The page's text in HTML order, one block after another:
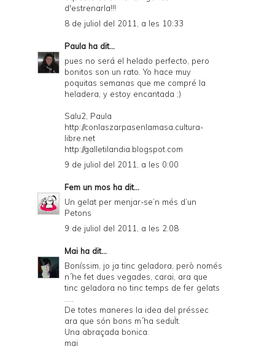
d'estrenarla!!!
8 de juliol del 2011, a les 10:33
Paula ha dit...
pues no será el helado perfecto, pero
bonitos son un rato. Yo hace muy
poquitas semanas que me compré la
heladera, y estoy encantada ;)
Salu2, Paula
http://conlaszarpasenlamasa.cultura-
libre.net
http://galletilandia.blogspot.com
9 de juliol del 2011, a les 0:00
Fem un mos ha dit...
Un gelat per menjar-se’n més d’un
Petons
9 de juliol del 2011, a les 2:08
Mai ha dit...
Boníssim, jo ja tinc geladora, però només
n´he fet dues vegades, carai, ara que
tinc geladora no tinc temps de fer gelats
.....
De totes maneres la idea del préssec
ara que són bons m´ha seduÏt.
Una abraçada bonica.
mai